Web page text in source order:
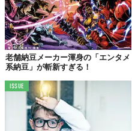
老舗納豆メーカー渾身の「エンタメ
系納豆」が斬新すぎる！
ISSUE